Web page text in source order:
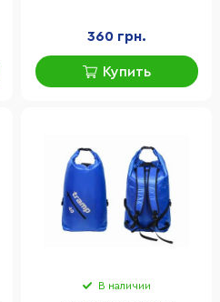
360 грн.
Купить
В наличии